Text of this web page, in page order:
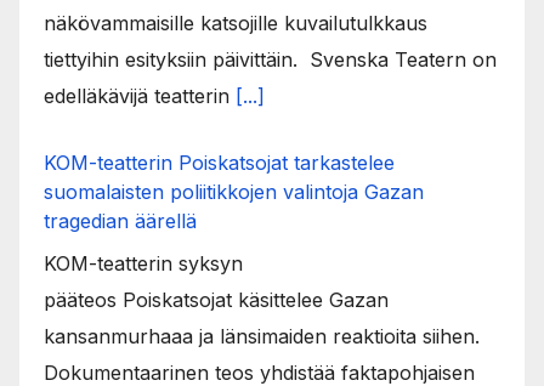
näkövammaisille katsojille kuvailutulkkaus
tiettyihin esityksiin päivittäin. Svenska Teatern on
edelläkävijä teatterin [...]
KOM-teatterin Poiskatsojat tarkastelee
suomalaisten poliitikkojen valintoja Gazan
tragedian äärellä
KOM-teatterin syksyn
pääteos Poiskatsojat käsittelee Gazan
kansanmurhaaa ja länsimaiden reaktioita siihen.
Dokumentaarinen teos yhdistää faktapohjaisen